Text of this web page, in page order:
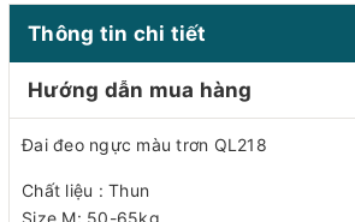
Thông tin chi tiết
Hướng dẫn mua hàng
Đai đeo ngực màu trơn QL218
Chất liệu : Thun
Size M: 50-65kg